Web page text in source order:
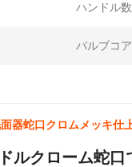
ハンドル
バルブコ
器蛇口クロムメッキ仕
ルクローム蛇